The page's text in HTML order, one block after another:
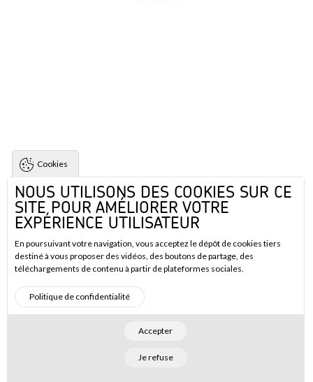
Cookies
NOUS UTILISONS DES COOKIES SUR CE
SITE POUR AMÉLIORER VOTRE
EXPÉRIENCE UTILISATEUR
En poursuivant votre navigation, vous acceptez le dépôt de cookies tiers
destiné à vous proposer des vidéos, des boutons de partage, des
téléchargements de contenu à partir de plateformes sociales.
Politique de confidentialité
Accepter
Je refuse